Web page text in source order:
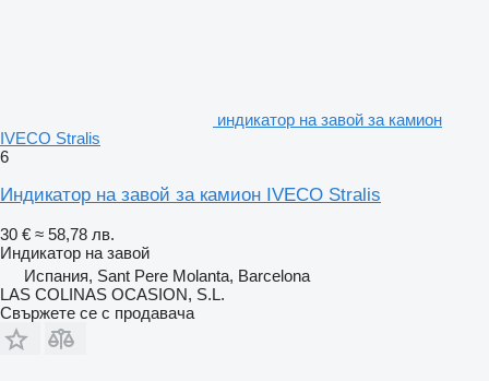
индикатор на завой за камион
IVECO Stralis
6
Индикатор на завой за камион IVECO Stralis
30 € ≈ 58,78 лв.
Индикатор на завой
Испания, Sant Pere Molanta, Barcelona
LAS COLINAS OCASION, S.L.
Свържете се с продавача